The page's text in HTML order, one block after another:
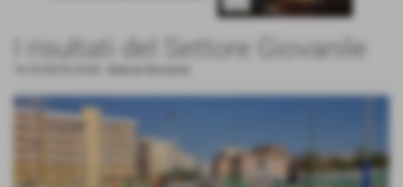
I risultati del Settore Giovanile